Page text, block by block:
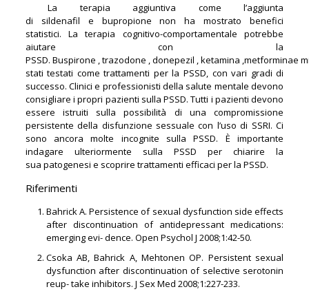
La terapia aggiuntiva come l’aggiunta
di sildenafil e bupropione non ha mostrato benefici
statistici. La terapia cognitivo-comportamentale potrebbe
aiutare con la
PSSD. Buspirone , trazodone , donepezil , ketamina ,metforminae
stati testati come trattamenti per la PSSD, con vari gradi di
successo. Clinici e professionisti della salute mentale devono
consigliare i propri pazienti sulla PSSD. Tutti i pazienti devono
essere istruiti sulla possibilità di una compromissione
persistente della disfunzione sessuale con l’uso di SSRI. Ci
sono ancora molte incognite sulla PSSD. È importante
indagare ulteriormente sulla PSSD per chiarire la
sua patogenesi e scoprire trattamenti efficaci per la PSSD.
Riferimenti
Bahrick A. Persistence of sexual dysfunction side effects
after discontinuation of antidepressant medications:
emerging evi- dence. Open Psychol J 2008;1:42-50.
Csoka AB, Bahrick A, Mehtonen OP. Persistent sexual
dysfunction after discontinuation of selective serotonin
reup- take inhibitors. J Sex Med 2008;1:227-233.